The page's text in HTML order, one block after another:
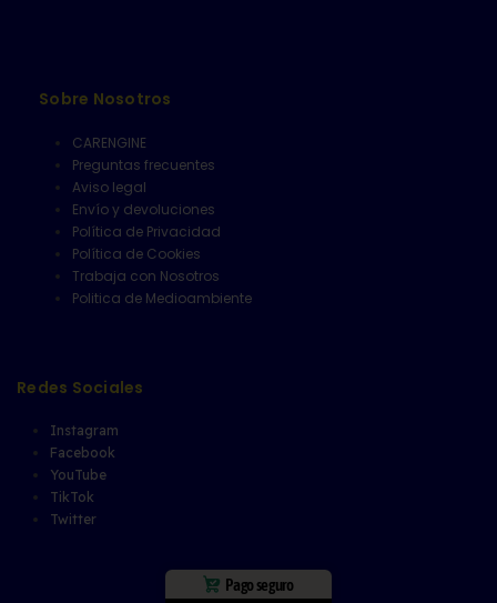
Sobre Nosotros
CARENGINE
Preguntas frecuentes
Aviso legal
Envío y devoluciones
Política de Privacidad
Política de Cookies
Trabaja con Nosotros
Politica de Medioambiente
Redes Sociales
Instagram
Facebook
YouTube
TikTok
Twitter
Pago seguro